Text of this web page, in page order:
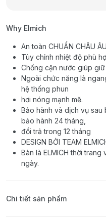
Why Elmich
An toàn CHUẨN CHÂU ÂU
Tùy chỉnh nhiệt độ phù
Chống cặn nước giúp
Ngoài chức năng là
hệ thống phun
hơi nóng mạnh mẽ.
Bảo hành và dịch vụ sau
bảo hành 24 tháng,
đổi trả trong 12 tháng
DESIGN BỞI TEAM
Bàn là ELMICH thời
ngày.
Chi tiết sản phẩm